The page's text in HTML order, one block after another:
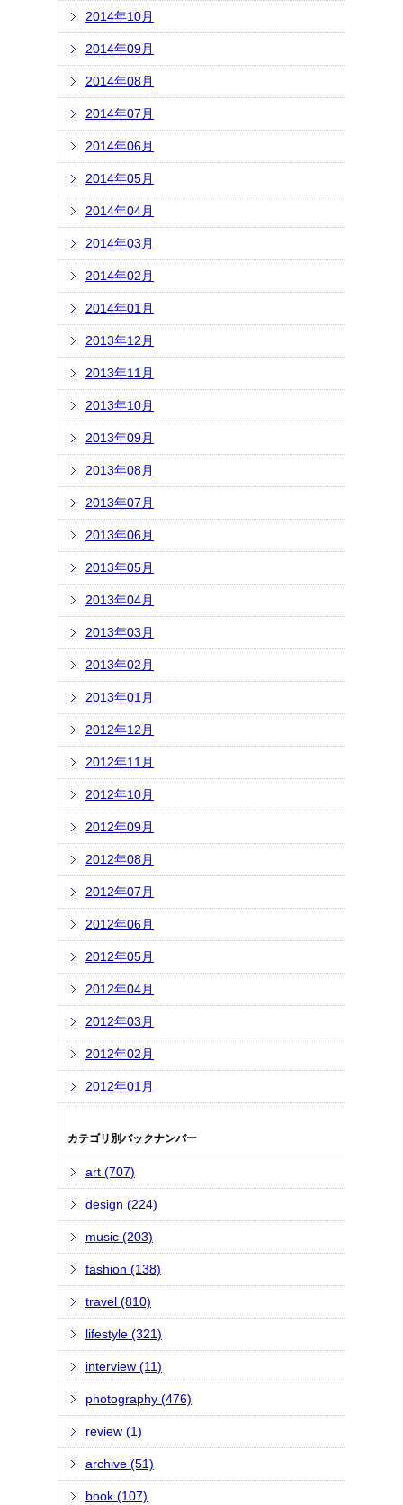
2014年10月
2014年09月
2014年08月
2014年07月
2014年06月
2014年05月
2014年04月
2014年03月
2014年02月
2014年01月
2013年12月
2013年11月
2013年10月
2013年09月
2013年08月
2013年07月
2013年06月
2013年05月
2013年04月
2013年03月
2013年02月
2013年01月
2012年12月
2012年11月
2012年10月
2012年09月
2012年08月
2012年07月
2012年06月
2012年05月
2012年04月
2012年03月
2012年02月
2012年01月
カテゴリ別バックナンバー
art (707)
design (224)
music (203)
fashion (138)
travel (810)
lifestyle (321)
interview (11)
photography (476)
review (1)
archive (51)
book (107)